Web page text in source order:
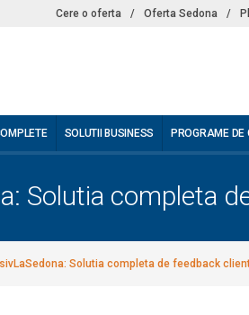
Cere o oferta / Oferta Sedona /
SOLUTII BUSINESS PROGRAME DE
Solutia completa
Solutia completa de feedback